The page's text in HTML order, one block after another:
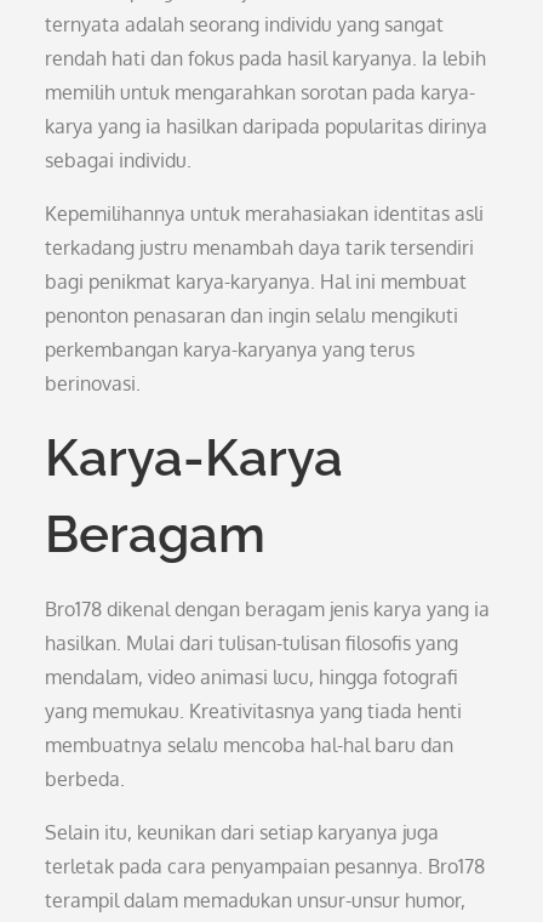
ternyata adalah seorang individu yang sangat
rendah hati dan fokus pada hasil karyanya. Ia lebih
memilih untuk mengarahkan sorotan pada karya-
karya yang ia hasilkan daripada popularitas dirinya
sebagai individu.
Kepemilihannya untuk merahasiakan identitas asli
terkadang justru menambah daya tarik tersendiri
bagi penikmat karya-karyanya. Hal ini membuat
penonton penasaran dan ingin selalu mengikuti
perkembangan karya-karyanya yang terus
berinovasi.
Karya-Karya
Beragam
Bro178 dikenal dengan beragam jenis karya yang ia
hasilkan. Mulai dari tulisan-tulisan filosofis yang
mendalam, video animasi lucu, hingga fotografi
yang memukau. Kreativitasnya yang tiada henti
membuatnya selalu mencoba hal-hal baru dan
berbeda.
Selain itu, keunikan dari setiap karyanya juga
terletak pada cara penyampaian pesannya. Bro178
terampil dalam memadukan unsur-unsur humor,